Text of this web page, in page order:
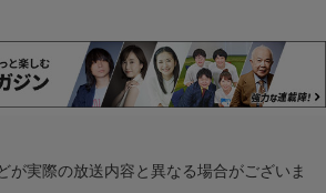
が実際の放送内容と異なる場合がございま